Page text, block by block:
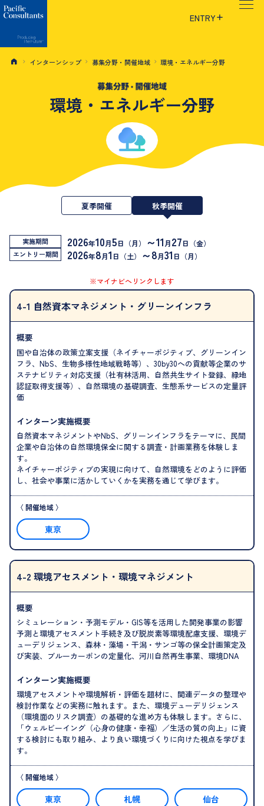
本文へ移動
サイトメニューへ移動
ENTRY
インターンシップ 募集分野・開催地域 環境・エネルギー分野
環境・エネルギー分野
夏季開催 秋季開催
実施期間 2026年10月5日（月） ～11 月27日（金）
エントリー期間 2026年8月1 日（土） ～8月31 日（月）
※マイナビへリンクします
4-1 自然資本マネジメント・グリーンインフラ
概要
国や自治体の政策立案支援（ネイチャーポジティブ、グリーンイン
フラ、NbS、生物多様性地域戦略等）、30by30への貢献等企業のサ
ステナビリティ対応支援（社有林活用、自然共生サイト登録、緑地
認証取得支援等）、自然環境の基礎調査、生態系サービスの定量評
価
インターン実施概要
自然資本マネジメントやNbS、グリーンインフラをテーマに、民間
企業や自治体の自然環境保全に関する調査・計画業務を体験しま
す。
ネイチャーポジティブの実現に向けて、自然環境をどのように評価
し、社会や事業に活かしていくかを実務を通じて学びます。
東京
4-2 環境アセスメント・環境マネジメント
概要
シミュレーション・予測モデル・GIS等を活用した開発事業の影響
予測と環境アセスメント手続き及び脱炭素等環境配慮支援、環境デ
ューデリジェンス、森林・藻場・干潟・サンゴ等の保全計画策定及
び実装、ブルーカーボンの定量化、河川自然再生事業、環境DNA
インターン実施概要
環境アセスメントや環境解析・評価を題材に、関連データの整理や
検討作業などの実務に触れます。また、環境デューデリジェンス
（環境面のリスク調査）の基礎的な進め方も体験します。さらに、
「ウェルビーイング（心身の健康・幸福）／生活の質の向上」に資
する検討にも取り組み、より良い環境づくりに向けた視点を学びま
す。
東京 札幌 仙台